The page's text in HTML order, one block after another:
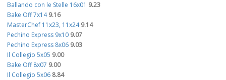
Ballando con le Stelle 16x01 9.23
Bake Off 7x14 9.16
MasterChef 11x23, 11x24 9.14
Pechino Express 9x10 9.07
Pechino Express 8x06 9.03
Il Collegio 5x05 9.00
Bake Off 8x07 9.00
Il Collegio 5x06 8.84